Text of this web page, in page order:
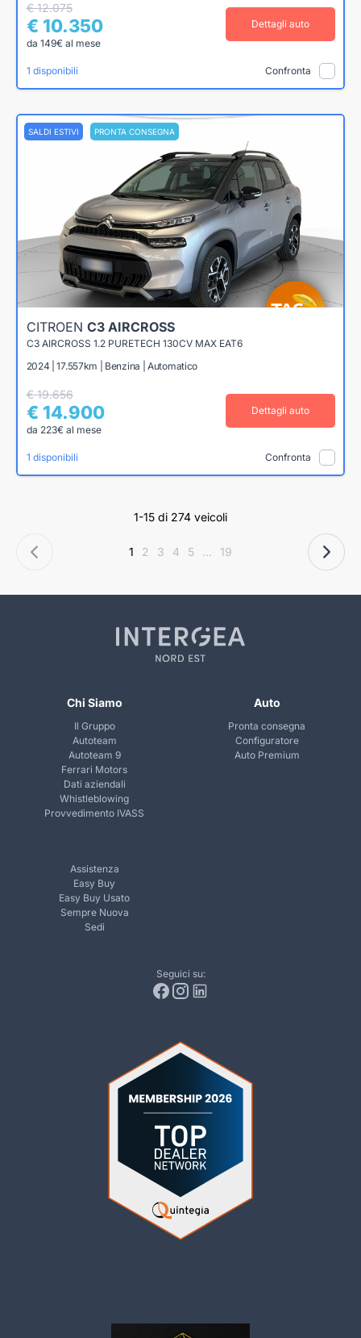
€ 12.075
€ 10.350
da 149€ al mese
Dettagli auto
1 disponibili Confronta
SALDI ESTIVI PRONTA CONSEGNA
CITROEN C3 AIRCROSS
C3 AIRCROSS 1.2 PURETECH 130CV MAX EAT6
2024 | 17.557km | Benzina | Automatico
€ 19.656
€ 14.900
da 223€ al mese
Dettagli auto
1 disponibili Confronta
1-15 di 274 veicoli
1 2 3 4 5 ... 19
Chi Siamo
Il Gruppo
Autoteam
Autoteam 9
Ferrari Motors
Dati aziendali
Whistleblowing
Provvedimento IVASS
Auto
Pronta consegna
Configuratore
Auto Premium
Assistenza
Easy Buy
Easy Buy Usato
Sempre Nuova
Sedi
Seguici su: